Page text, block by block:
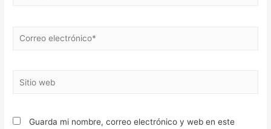
Correo
Sitio
Guarda mi nombre, correo electrónico y web en este